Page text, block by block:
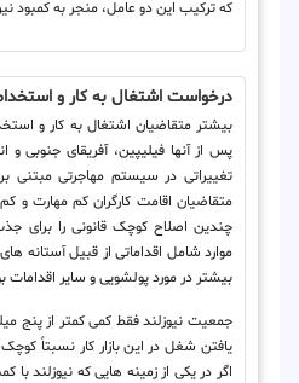
که ترکیب این دو عامل، منجر به کمبود
درخواست اشتغال به کار و
بیشتر متقاضیان اشتغال به کار و
پس از آنها فیلیپین، آفریقای جنوبی و
تغییراتی در سیستم مهاجرتی مبتنی بر
متقاضیان اقامت کارگران کم مهارت و
چندین اصلاح کوچک قانونی را برای جذب
موارد شامل اقداماتی از قبیل آستانه
بیشتر در مورد پولشویی و سایر اقدامات
جمعیت نیوزلند فقط کمی کمتر از پنج
یافتن شغل در این بازار کار نسبتاً
اگر در یکی از زمینه هایی که نیوزلند